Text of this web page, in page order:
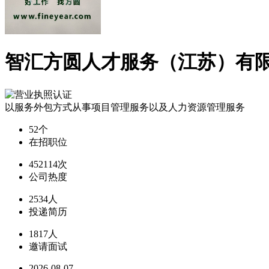
智汇方圆人才服务（江苏）有
以服务外包方式从事项目管理服务以及人力资源管理服务
52个
在招职位
452114次
公司热度
2534人
投递简历
1817人
邀请面试